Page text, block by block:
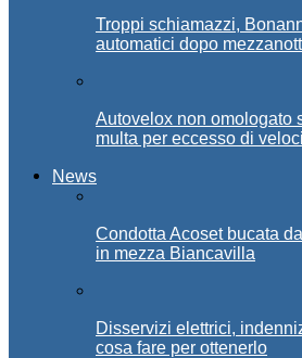
Troppi schiamazzi,
automatici dopo
Autovelox non omologato
multa per eccesso di
News
Condotta Acoset bucata
in mezza Biancavilla
Disservizi elettrici,
cosa fare per ottenerlo